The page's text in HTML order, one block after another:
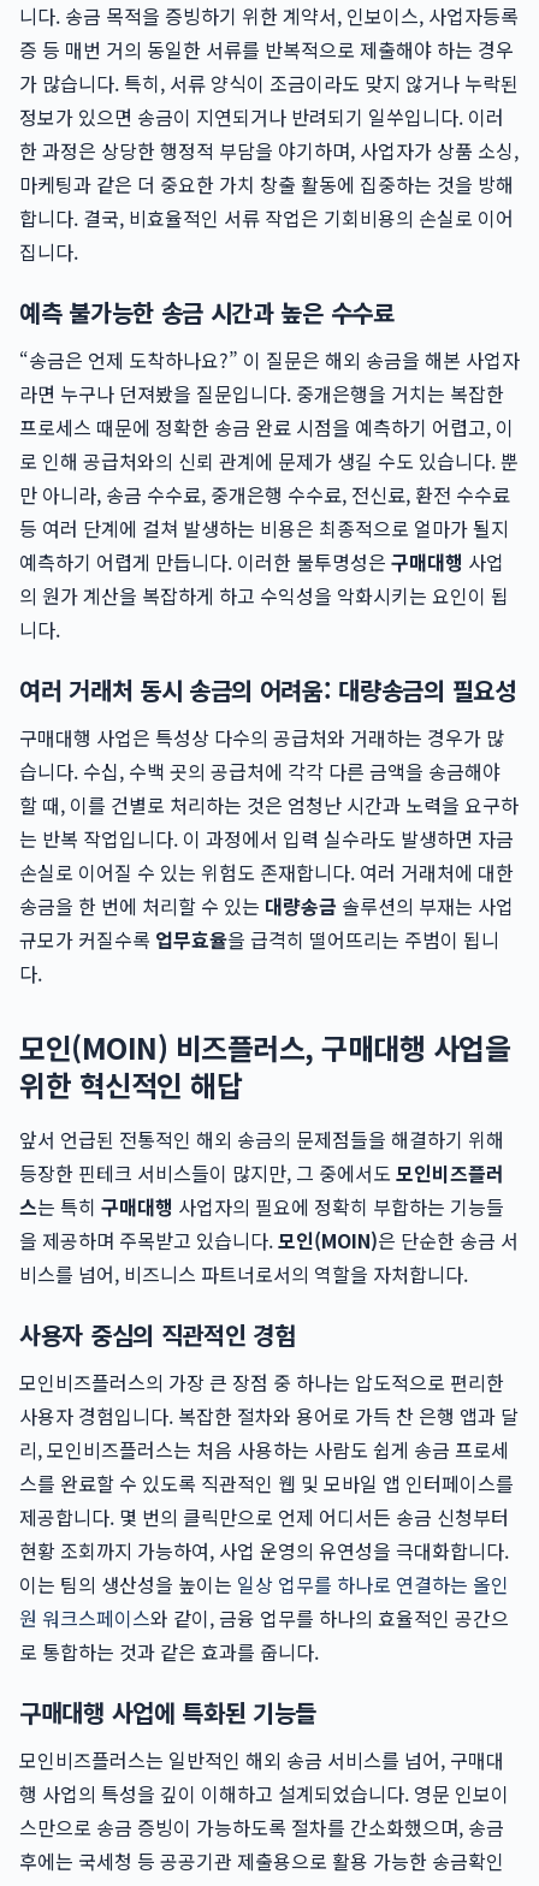
니다. 송금 목적을 증빙하기 위한 계약서, 인보이스, 사업자등록
증 등 매번 거의 동일한 서류를 반복적으로 제출해야 하는 경우
가 많습니다. 특히, 서류 양식이 조금이라도 맞지 않거나 누락된
정보가 있으면 송금이 지연되거나 반려되기 일쑤입니다. 이러
한 과정은 상당한 행정적 부담을 야기하며, 사업자가 상품 소싱,
마케팅과 같은 더 중요한 가치 창출 활동에 집중하는 것을 방해
합니다. 결국, 비효율적인 서류 작업은 기회비용의 손실로 이어
집니다.
예측 불가능한 송금 시간과 높은 수수료
“송금은 언제 도착하나요?” 이 질문은 해외 송금을 해본 사업자
라면 누구나 던져봤을 질문입니다. 중개은행을 거치는 복잡한
프로세스 때문에 정확한 송금 완료 시점을 예측하기 어렵고, 이
로 인해 공급처와의 신뢰 관계에 문제가 생길 수도 있습니다. 뿐
만 아니라, 송금 수수료, 중개은행 수수료, 전신료, 환전 수수료
등 여러 단계에 걸쳐 발생하는 비용은 최종적으로 얼마가 될지
예측하기 어렵게 만듭니다. 이러한 불투명성은 구매대행 사업
의 원가 계산을 복잡하게 하고 수익성을 악화시키는 요인이 됩
니다.
여러 거래처 동시 송금의 어려움: 대량송금의 필요성
구매대행 사업은 특성상 다수의 공급처와 거래하는 경우가 많
습니다. 수십, 수백 곳의 공급처에 각각 다른 금액을 송금해야
할 때, 이를 건별로 처리하는 것은 엄청난 시간과 노력을 요구하
는 반복 작업입니다. 이 과정에서 입력 실수라도 발생하면 자금
손실로 이어질 수 있는 위험도 존재합니다. 여러 거래처에 대한
송금을 한 번에 처리할 수 있는 대량송금 솔루션의 부재는 사업
규모가 커질수록 업무효율을 급격히 떨어뜨리는 주범이 됩니
다.
모인(MOIN) 비즈플러스, 구매대행 사업을
위한 혁신적인 해답
앞서 언급된 전통적인 해외 송금의 문제점들을 해결하기 위해
등장한 핀테크 서비스들이 많지만, 그 중에서도 모인비즈플러
스는 특히 구매대행 사업자의 필요에 정확히 부합하는 기능들
을 제공하며 주목받고 있습니다.모인(MOIN)은 단순한 송금 서
비스를 넘어, 비즈니스 파트너로서의 역할을 자처합니다.
사용자 중심의 직관적인 경험
모인비즈플러스의 가장 큰 장점 중 하나는 압도적으로 편리한
사용자 경험입니다. 복잡한 절차와 용어로 가득 찬 은행 앱과 달
리, 모인비즈플러스는 처음 사용하는 사람도 쉽게 송금 프로세
스를 완료할 수 있도록 직관적인 웹 및 모바일 앱 인터페이스를
제공합니다. 몇 번의 클릭만으로 언제 어디서든 송금 신청부터
현황 조회까지 가능하여, 사업 운영의 유연성을 극대화합니다.
이는 팀의 생산성을 높이는 일상 업무를 하나로 연결하는 올인
원 워크스페이스와 같이, 금융 업무를 하나의 효율적인 공간으
로 통합하는 것과 같은 효과를 줍니다.
구매대행 사업에 특화된 기능들
모인비즈플러스는 일반적인 해외 송금 서비스를 넘어, 구매대
행 사업의 특성을 깊이 이해하고 설계되었습니다. 영문 인보이
스만으로 송금 증빙이 가능하도록 절차를 간소화했으며, 송금
후에는 국세청 등 공공기관 제출용으로 활용 가능한 송금확인